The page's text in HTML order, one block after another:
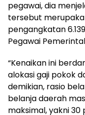
pegawai, dia
tersebut
pengangkatan
Pegawai
“Kenaikan ini
alokasi gaji pokok
demikian, rasio
belanja daerah
maksimal, yakni 30